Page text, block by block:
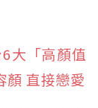
大「高顏值
顏 直接戀愛